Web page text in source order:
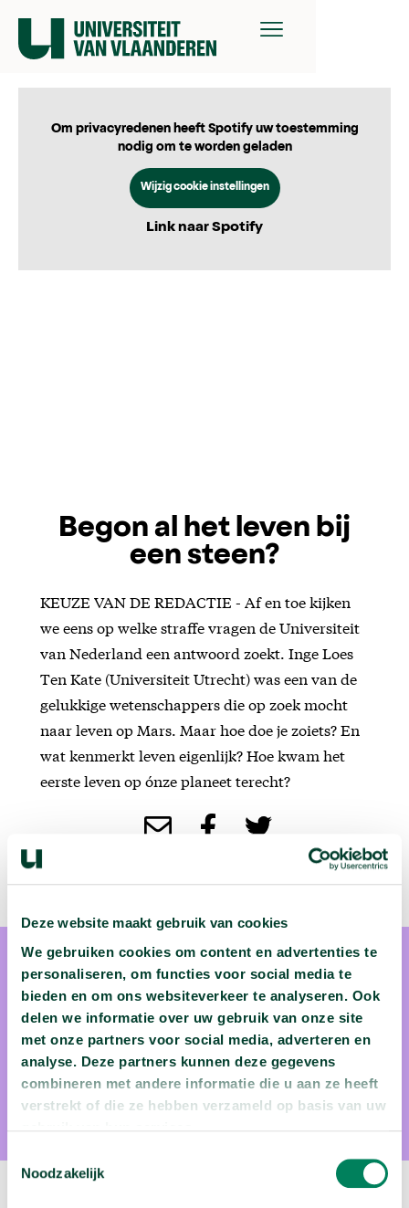
Deze website maakt gebruik van cookies
We gebruiken cookies om content en advertenties te
personaliseren, om functies voor social media te
bieden en om ons websiteverkeer te analyseren. Ook
delen we informatie over uw gebruik van onze site
met onze partners voor social media, adverteren en
analyse. Deze partners kunnen deze gegevens
combineren met andere informatie die u aan ze heeft
verstrekt of die ze hebben verzameld op basis van uw
Noodzakelijk
Om privacyredenen heeft Spotify uw toestemming
nodig om te worden geladen
Wijzig cookie instellingen
Link naar Spotify
Begon al het leven bij
een steen?
KEUZE VAN DE REDACTIE - Af en toe kijken
we eens op welke straffe vragen de Universiteit
van Nederland een antwoord zoekt. Inge Loes
Ten Kate (Universiteit Utrecht) was een van de
gelukkige wetenschappers die op zoek mocht
naar leven op Mars. Maar hoe doe je zoiets? En
wat kenmerkt leven eigenlijk? Hoe kwam het
eerste leven op ónze planeet terecht?
Dr. ir. Inge Loes ten Kate
Dr. ir. Inge Loes ten Kate is astrobiologe aan de Universiteit
Utrecht. Ook werkt ze samen met NASA aan de Curiosity,